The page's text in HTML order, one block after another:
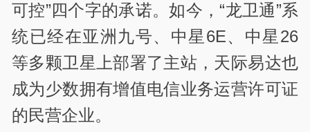
可控”四个字的承诺。如今，“龙卫通”系
统已经在亚洲九号、中星6E、中星26
等多颗卫星上部署了主站，天际易达也
成为少数拥有增值电信业务运营许可证
的民营企业。